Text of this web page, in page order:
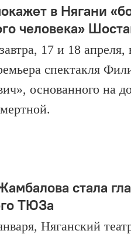
в Нягани
человека»
17 и 18
спектакля
основанного на
стала
ТЮЗа
Няганский